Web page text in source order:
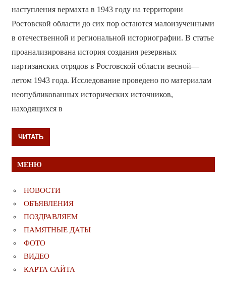
наступления вермахта в 1943 году на территории
Ростовской области до сих пор остаются малоизученными
в отечественной и региональной историографии. В статье
проанализирована история создания резервных
партизанских отрядов в Ростовской области весной—
летом 1943 года. Исследование проведено по материалам
неопубликованных исторических источников,
находящихся в
ЧИТАТЬ
МЕНЮ
НОВОСТИ
ОБЪЯВЛЕНИЯ
ПОЗДРАВЛЯЕМ
ПАМЯТНЫЕ ДАТЫ
ФОТО
ВИДЕО
КАРТА САЙТА